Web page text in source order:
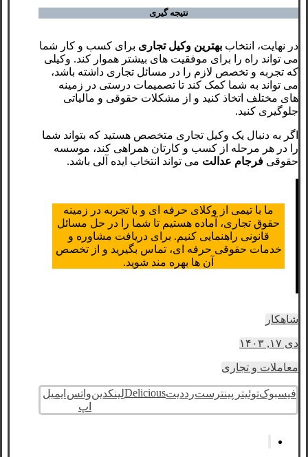
نتیجه ‌گیری
در نهایت، انتخاب بهترین وکیل تجاری برای کسب‌ و کار شما
می ‌تواند راه را برای موفقیت‌ های بیشتر هموار کند. وکیلی
که تجربه و تخصص لازم را در مسائل تجاری داشته باشد،
می ‌تواند به شما کمک کند تا تصمیمات درستی در زمینه‌
های مختلف اتخاذ کنید و از مشکلات حقوقی و مالیاتی
جلوگیری کنید.
اگر به دنبال یک وکیل تجاری متخصص هستید که بتواند شما
را در هر مرحله از کسب‌ و کارتان همراهی کند، موسسه
حقوقی فرجام عدالت می ‌تواند انتخاب ایده‌ آلی باشد.
ما با تیمی از وکلای حرفه ‌ای و با تجربه در زمینه
حقوق تجاری، آماده هستیم تا شما را در حل مسائل
قانونی راهنمایی کنیم. برای دریافت مشاوره و
خدمات حقوقی حرفه ای، تماس بگیرید و از تخصص
آن ‌ها بهره ‌مند شوید.
شاهکار
دی ۱۷, ۱۴۰۳
معاملات و تجاری
فیسبوکتوئیتر پینترسترددیتDeliciousلینکدینواتس
اپ
ایمیل